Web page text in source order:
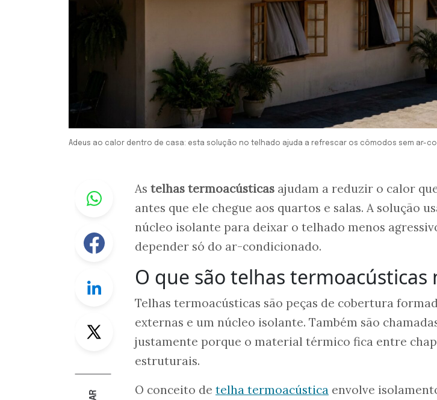
Adeus ao calor dentro de casa: esta solução no telhado ajuda a refrescar os cômodos sem ar-
Whastapp
Facebook
Linkedin
Twitter
As telhas termoacústicas ajudam a reduzir o calor
antes que ele chegue aos quartos e salas. A solução
núcleo isolante para deixar o telhado menos
depender só do ar-condicionado.
O que são telhas termoacústicas
Telhas termoacústicas são peças de cobertura
externas e um núcleo isolante. Também são
justamente porque o material térmico fica entre
estruturais.
O conceito de telha termoacústica envolve